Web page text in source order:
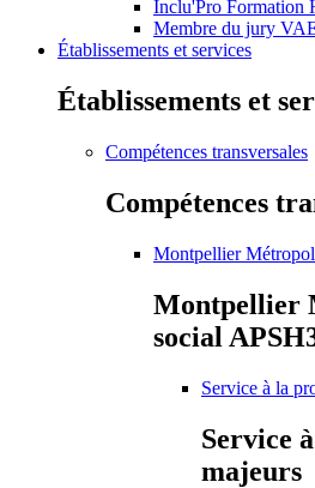
Inclu'Pro Formation
Membre du jury
Établissements et services
Établissements et
Compétences transversales
Compétences
Montpellier
Montpellier
social
Service à la
Service
majeurs